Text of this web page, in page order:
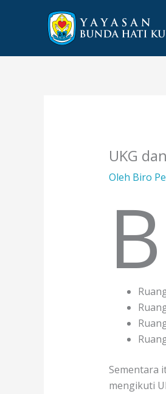
UKG
Oleh Biro
B
Sementara
mengikuti